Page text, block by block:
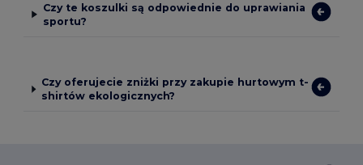
Czy te koszulki są odpowiednie do uprawiania
sportu?
Czy oferujecie zniżki przy zakupie hurtowym t-
shirtów ekologicznych?